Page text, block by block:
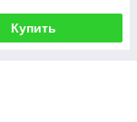
Купить